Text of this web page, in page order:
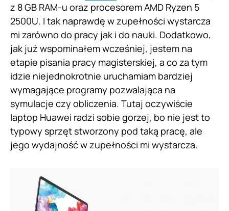
z 8 GB RAM-u oraz procesorem AMD Ryzen 5
2500U. I tak naprawdę w zupełności wystarcza
mi zarówno do pracy jak i do nauki. Dodatkowo,
jak już wspominałem wcześniej, jestem na
etapie pisania pracy magisterskiej, a co za tym
idzie niejednokrotnie uruchamiam bardziej
wymagające programy pozwalająca na
symulacje czy obliczenia. Tutaj oczywiście
laptop Huawei radzi sobie gorzej, bo nie jest to
typowy sprzęt stworzony pod taką pracę, ale
jego wydajność w zupełności mi wystarcza.